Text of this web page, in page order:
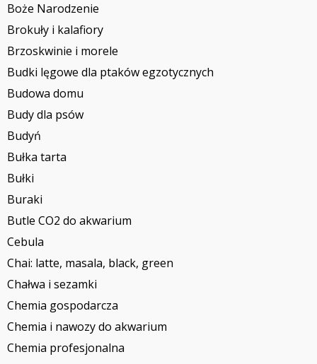
Boże Narodzenie
Brokuły i kalafiory
Brzoskwinie i morele
Budki lęgowe dla ptaków egzotycznych
Budowa domu
Budy dla psów
Budyń
Bułka tarta
Bułki
Buraki
Butle CO2 do akwarium
Cebula
Chai: latte, masala, black, green
Chałwa i sezamki
Chemia gospodarcza
Chemia i nawozy do akwarium
Chemia profesjonalna